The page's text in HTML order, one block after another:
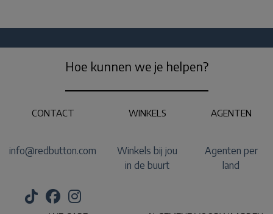
Hoe kunnen we je helpen?
CONTACT
info@redbutton.com
WINKELS
Winkels bij jou
in de buurt
AGENTEN
Agenten per
land